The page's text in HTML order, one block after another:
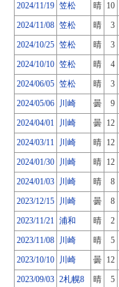
2024/11/19 笠松 晴 10
2024/11/08 笠松 晴 3
2024/10/25 笠松 晴 3
2024/10/10 笠松 晴 4
2024/06/05 笠松 晴 3
2024/05/06
川崎 曇 9
2024/04/01
川崎 曇 12
2024/03/11
川崎 晴 12
2024/01/30
川崎 晴 12
2024/01/03
川崎 晴 8
2023/12/15
川崎 曇 8
2023/11/21 浦和 晴 2
2023/11/08
川崎 晴 5
2023/10/10
川崎 曇 12
2023/09/03 2札幌8 晴 5